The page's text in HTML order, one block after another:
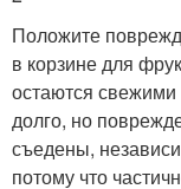
Положите
в корзине для
остаются свежими
долго, но
съедены,
потому что